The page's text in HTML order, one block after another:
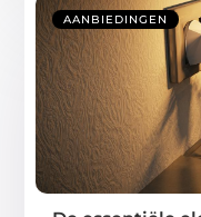
AANBIEDINGEN